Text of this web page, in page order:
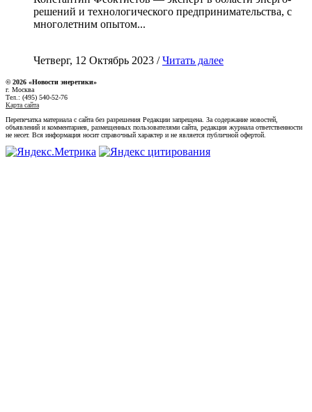
решений и технологического предпринимательства, с
многолетним опытом...
Четверг, 12 Октябрь 2023 /Читать далее
© 2026 «Новости энеретики»
г. Москва
Тел.: (495) 540-52-76
Карта сайта
Перепечатка материала с сайта без разрешения Редакции запрещена. За содержание новостей,
объявлений и комментариев, размещенных пользователями сайта, редакция журнала ответственности
не несет. Вся информация носит справочный характер и не является публичной офертой.